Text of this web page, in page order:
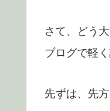
さて、どう
ブログで軽
先ずは、先